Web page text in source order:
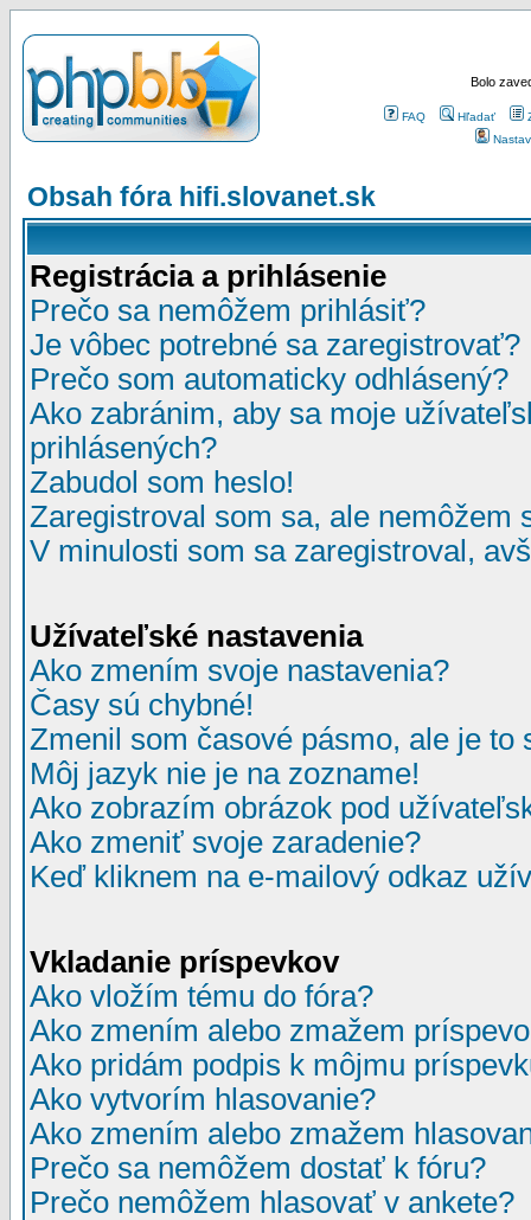
Bolo
FAQ Hľadať
Obsah fóra hifi.slovanet.sk
Registrácia a prihlásenie
Prečo sa nemôžem prihlásiť?
Je vôbec potrebné sa zaregistrovať?
Prečo som automaticky odhlásený?
Ako zabránim, aby sa moje
prihlásených?
Zabudol som heslo!
Zaregistroval som sa, ale nemôžem
V minulosti som sa zaregistroval,
Užívateľské nastavenia
Ako zmením svoje nastavenia?
Časy sú chybné!
Zmenil som časové pásmo, ale je to
Môj jazyk nie je na zozname!
Ako zobrazím obrázok pod
Ako zmeniť svoje zaradenie?
Keď kliknem na e-mailový odkaz
Vkladanie príspevkov
Ako vložím tému do fóra?
Ako zmením alebo zmažem
Ako pridám podpis k môjmu
Ako vytvorím hlasovanie?
Ako zmením alebo zmažem
Prečo sa nemôžem dostať k fóru?
Prečo nemôžem hlasovať v ankete?